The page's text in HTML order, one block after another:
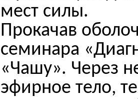
мест силы.
Прокачав
семинара
«Чашу». Через
эфирное тело,